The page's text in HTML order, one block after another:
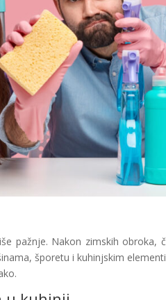
pažnje. Nakon zimskih obroka,
šporetu i kuhinjskim